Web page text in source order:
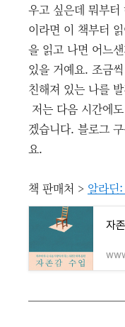
우고 싶은데 뭐부
이라면 이 책부터
을 읽고 나면 어느
있을 거예요. 조금
친해져 있는 나를
저는 다음 시간에
겠습니다. 블로그
요.
책 판매처 > 알라
자